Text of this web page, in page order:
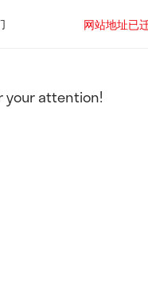
网站地址已
your attention!